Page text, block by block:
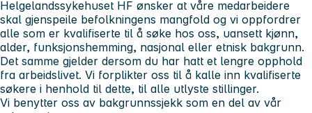
Helgelandssykehuset HF ønsker at våre medarbeidere
skal gjenspeile befolkningens mangfold og vi oppfordrer
alle som er kvalifiserte til å søke hos oss, uansett kjønn,
alder, funksjonshemming, nasjonal eller etnisk bakgrunn.
Det samme gjelder dersom du har hatt et lengre opphold
fra arbeidslivet. Vi forplikter oss til å kalle inn kvalifiserte
søkere i henhold til dette, til alle utlyste stillinger.
Vi benytter oss av bakgrunnssjekk som en del av vår